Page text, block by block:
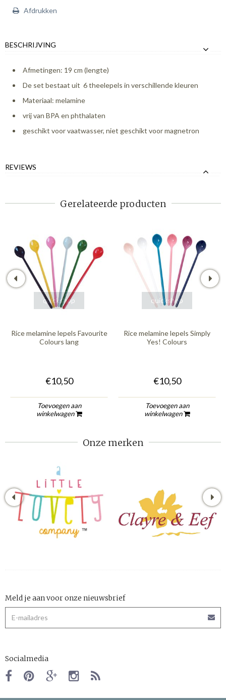
Afdrukken
BESCHRIJVING
Afmetingen: 19 cm (lengte)
De set bestaat uit 6 theelepels in verschillende kleuren
Materiaal: melamine
vrij van BPA en phthalaten
geschikt voor vaatwasser, niet geschikt voor magnetron
REVIEWS
Gerelateerde producten
quickshop
Rice melamine lepels Favourite
Colours lang
€10,50
Toevoegen aan
winkelwagen
quickshop
Rice melamine lepels Simply
Yes! Colours
€10,50
Toevoegen aan
winkelwagen
Onze merken
Meld je aan voor onze nieuwsbrief
Socialmedia